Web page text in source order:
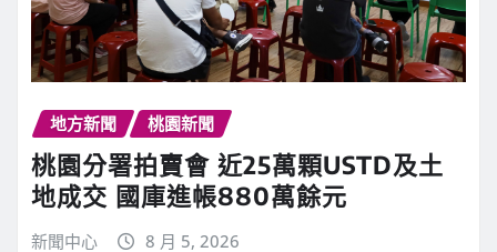
地方新聞 桃園新聞
桃園分署拍賣會 近25萬顆USTD及土
地成交 國庫進帳880萬餘元
新聞中心 8 月 5, 2026